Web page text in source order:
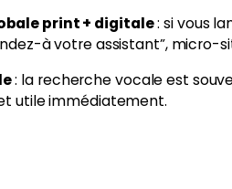
print + digitale: si vous
à votre assistant”, micro-
: la recherche vocale est
utile immédiatement.